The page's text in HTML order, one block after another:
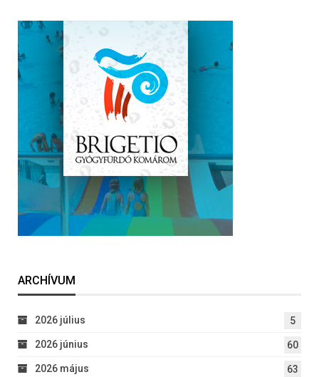
ARCHÍVUM
2026 július 5
2026 június 60
2026 május 63